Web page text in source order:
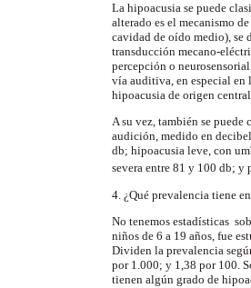
La hipoacusia se puede
alterado es el mecanismo
cavidad de oído medio), se
transducción mecano-
percepción o
vía auditiva, en especial en
hipoacusia de origen
A su vez, también se
audición, medido en
db; hipoacusia leve, con
severa entre 81 y 100 db; y
4. ¿Qué prevalencia tiene
No tenemos estadísticas
niños de 6 a 19 años, fue
Dividen la prevalencia
por 1.000; y 1,38 por 100.
tienen algún grado de